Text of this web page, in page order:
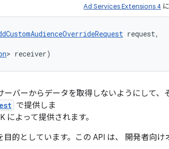
Ad Services Extensions 4
request,
> receiver)
バーからデータを取得しないようにして、
で提供しま
によって提供されます。
的としています。この API は、 開発者向け